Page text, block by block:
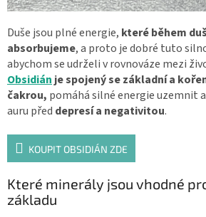
Duše jsou plné energie, které během
absorbujeme, a proto je dobré tuto
abychom se udrželi v rovnováze mezi
Obsidián je spojený se základní a
čakrou, pomáhá silné energie uzemnit
auru před depresí a negativitou.
KOUPIT OBSIDIÁN ZDE
Které minerály jsou vhodné
základu